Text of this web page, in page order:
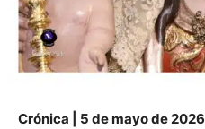
Crónica | 5 de mayo de 2026